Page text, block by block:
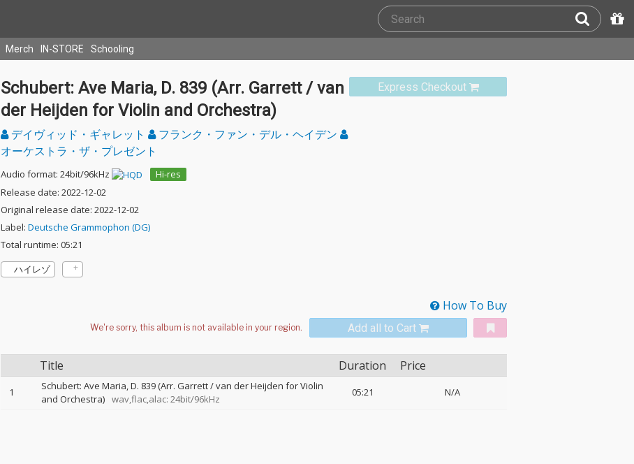
Merch IN-STORE Schooling
Express Checkout
Schubert: Ave Maria, D. 839 (Arr. Garrett / van
der Heijden for Violin and Orchestra)
デイヴィッド・ギャレット
フランク・ファン・デル・ヘイデン
オーケストラ・ザ・プレゼント
Audio format: 24bit/96kHz
Hi-res
Release date: 2022-12-02
Original release date: 2022-12-02
Label: Deutsche Grammophon (DG)
Total runtime: 05:21
ハイレゾ
How To Buy
Add all to Cart
Title Duration Price
1
Schubert: Ave Maria, D. 839 (Arr. Garrett / van der Heijden for Violin
and Orchestra) wav,flac,alac: 24bit/96kHz
05:21 N/A